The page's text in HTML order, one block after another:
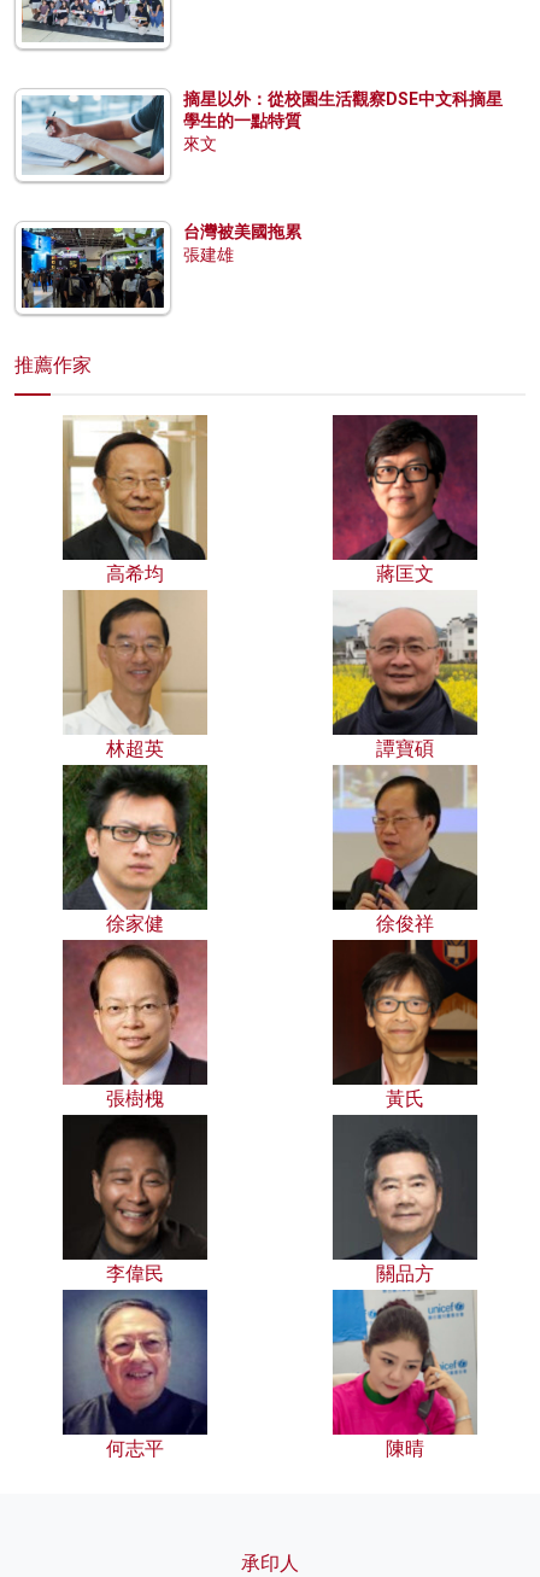
摘星以外：從校園生活觀察DSE中文科摘星
學生的一點特質
來文
台灣被美國拖累
張建雄
推薦作家
高希均 蔣匡文
林超英 譚寶碩
徐家健 徐俊祥
張樹槐 黃氏
李偉民 關品方
何志平 陳晴
承印人